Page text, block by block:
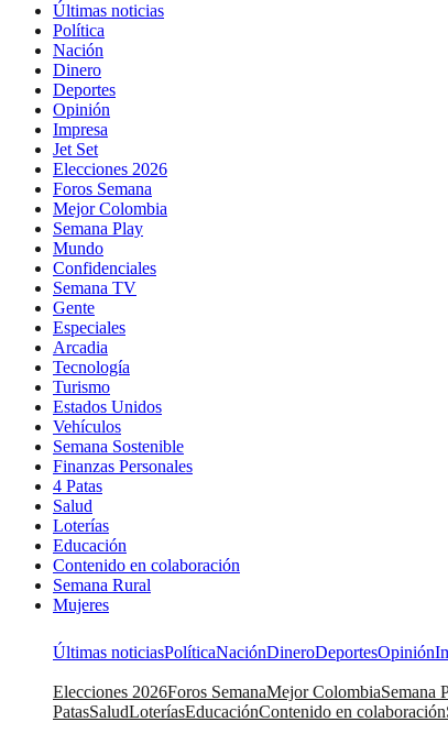
Últimas noticias
Política
Nación
Dinero
Deportes
Opinión
Impresa
Jet Set
Elecciones 2026
Foros Semana
Mejor Colombia
Semana Play
Mundo
Confidenciales
Semana TV
Gente
Especiales
Arcadia
Tecnología
Turismo
Estados Unidos
Vehículos
Semana Sostenible
Finanzas Personales
4 Patas
Salud
Loterías
Educación
Contenido en colaboración
Semana Rural
Mujeres
Últimas noticiasPolíticaNaciónDineroDeportesOpinión
Elecciones 2026Foros SemanaMejor ColombiaSemana
PatasSaludLoteríasEducaciónContenido en colaboración